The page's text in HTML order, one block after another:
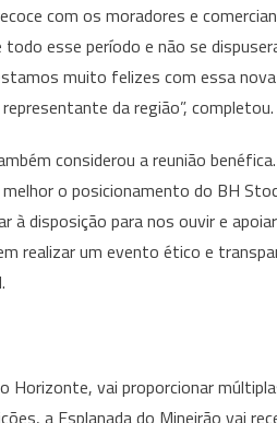
com os moradores e
esse período e não se
muito felizes com essa nova
da região”, completou.
considerou a reunião
o posicionamento do BH
disposição para nos ouvir e
realizar um evento ético e
Horizonte, vai proporcionar
a Esplanada do Mineirão vai